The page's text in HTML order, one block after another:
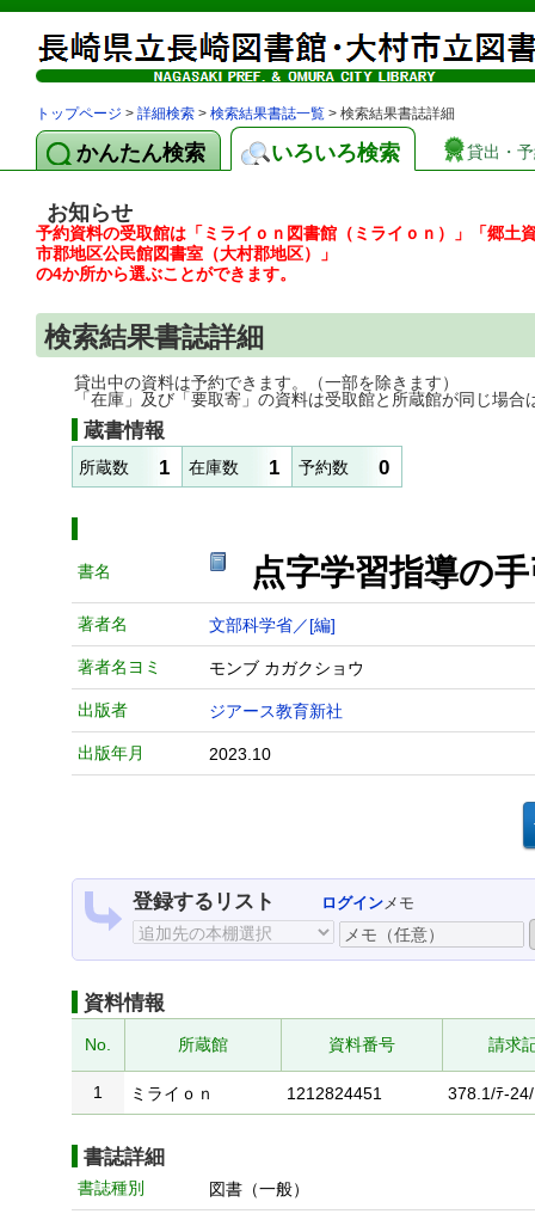
トップページ > 詳細検索 > 検索結果書誌一覧 > 検索結果書誌詳細
かんたん検索 いろいろ検索 貸出・
お知らせ
予約資料の受取館は「ミライｏｎ図書館（ミライｏｎ）」「郷
市郡地区公民館図書室（大村郡地区）」
の4か所から選ぶことができます。
検索結果書誌詳細
貸出中の資料は予約できます。（一部を除きます）
「在庫」及び「要取寄」の資料は受取館と所蔵館が同じ場合
蔵書情報
所蔵数 1 在庫数 1 予約数 0
書名 点字学習指導の
著者名 文部科学省／[編]
著者名ヨミ モンブ カガクショウ
出版者 ジアース教育新社
出版年月 2023.10
登録するリスト ログインメモ
資料情報
No. 所蔵館 資料番号 請求
1 ミライｏｎ 1212824451 378.1/ﾃ-24/
書誌詳細
書誌種別 図書（一般）